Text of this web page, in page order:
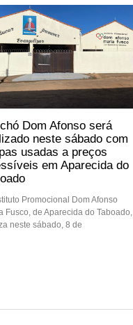
Dom Afonso será
neste sábado com
usadas a preços
em Aparecida do
Promocional Dom Afonso
Fusco, de Aparecida do Taboado,
neste sábado, 8 de